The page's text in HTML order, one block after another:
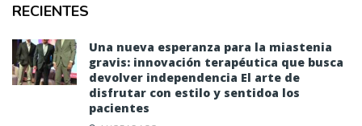
RECIENTES
Una nueva esperanza para la miastenia
gravis: innovación terapéutica que busca
devolver independencia El arte de
disfrutar con estilo y sentidoa los
pacientes